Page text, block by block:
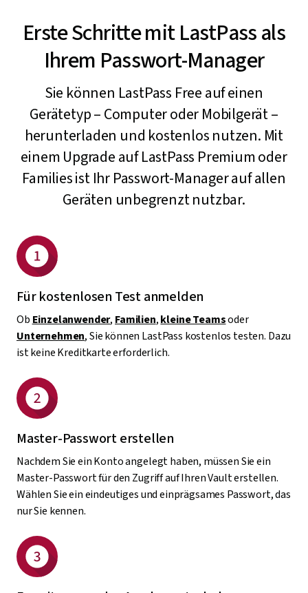
Erste Schritte mit LastPass als
Ihrem Passwort-Manager
Sie können LastPass Free auf einen
Gerätetyp – Computer oder Mobilgerät –
herunterladen und kostenlos nutzen. Mit
einem Upgrade auf LastPass Premium oder
Families ist Ihr Passwort-Manager auf allen
Geräten unbegrenzt nutzbar.
Für kostenlosen Test anmelden
Ob Einzelanwender, Familien,kleine Teamsoder
Unternehmen, Sie können LastPass kostenlos testen. Dazu
ist keine Kreditkarte erforderlich.
Master-Passwort erstellen
Nachdem Sie ein Konto angelegt haben, müssen Sie ein
Master-Passwort für den Zugriff auf Ihren Vault erstellen.
Wählen Sie ein eindeutiges und einprägsames Passwort, das
nur Sie kennen.